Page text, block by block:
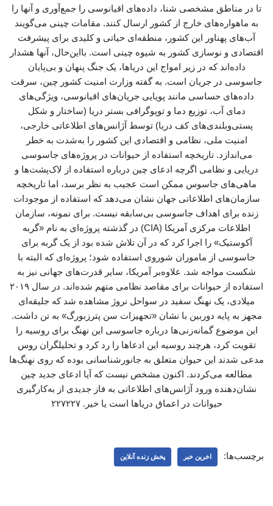
تا در مناطق مشخصی شنا، داده‌های اقیانوسی را جمع‌آوری و آنها را
به ماهواره‌های خارج از کشور ارسال کنند. مقامات چینی می‌گویند
آب‌های پهناور این کشور، منطقه‌ای حیاتی و کلیدی برای پیشرفت
اقتصادی و نوسازی کشور به شیوه چینی است. بااین‌حال، آنها هشدار
داده‌اند که در زیر امواج این دریاها، یک جنگ پنهان و بی‌پایان
جاسوسی در جریان است. به گفته وزارت امنیت کشور چین، سرقت
داده‌های حساسی مانند پویایی جریان‌های اقیانوسی، ویژگی‌های
دمای آب، توزیع دما و توپوگرافی بستر دریا (ساختار و شکل
پستی‌وبلندی‌های کف دریا) توسط آژانس‌های اطلاعاتی خارجی،
امنیت ملی، نظامی و اقتصادی این کشور را به‌شدت به خطر
می‌اندازد. تاریخچه استفاده از حیوانات در پروژه‌های جاسوسی
دریایی و نظامی اگرچه ادعای چین درباره استفاده از لاک‌پشت‌ها و
ماهی‌های جاسوس ممکن است عجیب به نظر برسد، اما تاریخچه
سازمان‌های اطلاعاتی جهان نشان می‌دهد که استفاده از موجودات
زنده برای اهداف جاسوسی بی‌سابقه نیست. برای نمونه، سازمان
اطلاعات مرکزی آمریکا (CIA) در گذشته پروژه‌ای به نام «گربه
آکوستیک» را اجرا کرد که در آن تلاش شده بود از یک گربه برای
جاسوسی از ماموران شوروی استفاده شود؛ پروژه‌ای که البته با
شکست مواجه شد. علاوه‌بر آمریکا، سایر قدرت‌های جهانی نیز به
استفاده از حیوانات برای مقاصد نظامی متهم شده‌اند. در سال ۲۰۱۹
میلادی، یک نهنگ سفید در سواحل نروژ مشاهده شد که جلیقه‌ای
مجهز به پایه‌ دوربین با نشان «تجهیزات سن پترزبورگ» به تن داشت.
این موضوع گمانه‌زنی‌ها درباره جاسوسی این نهنگ برای روسیه را
تقویت کرد، هرچند روسیه این ادعاها را رد کرد و تحلیلگران روس
مدعی شدند این حیوان متعلق به جانورشناسانی بوده که روی نهنگ‌ها
مطالعه می‌کردند. اکنون مشخص نیست که آیا ادعای جدید چین
نشان‌دهنده ورود آژانس‌های اطلاعاتی به فاز جدیدی از به‌کارگیری
حیوانات در اعماق دریاها است یا خیر. ۲۲۷۲۲۷
برچسب‌ها: اخرین خبر پخش زنده آنلاین